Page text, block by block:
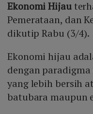
Ekonomi Hijau
Pemerataan, dan
dikutip Rabu (3/4).
Ekonomi hijau
dengan
yang lebih bersih
batubara maupun